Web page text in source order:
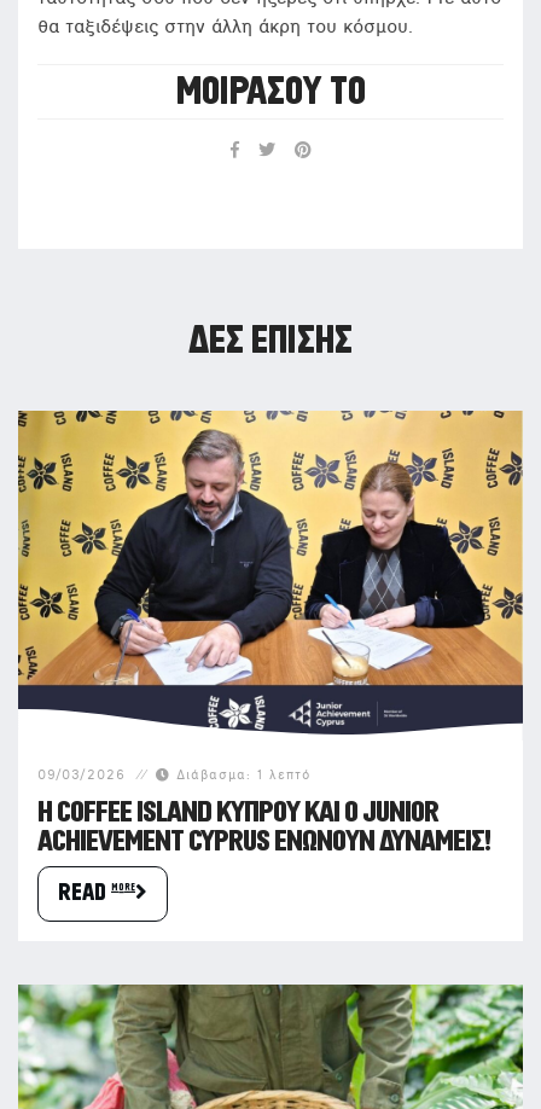
θα ταξιδέψεις στην άλλη άκρη του κόσμου.
ΜΟΙΡΆΣΟΥ ΤΟ
ΔΕΣ ΕΠΊΣΗΣ
09/03/2026 Διάβασμα: 1 λεπτό
Η COFFEE ISLAND ΚΎΠΡΟΥ ΚΑΙ Ο JUNIOR
ACHIEVEMENT CYPRUS ΕΝΏΝΟΥΝ ΔΥΝΆΜΕΙΣ!
READ more